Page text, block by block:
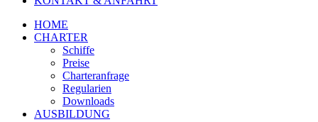
HOME
CHARTER
Schiffe
Preise
Charteranfrage
Regularien
Downloads
AUSBILDUNG